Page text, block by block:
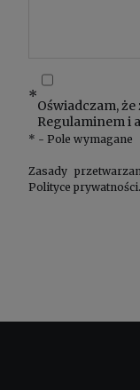
*
Oświadczam, że
Regulaminemi
* - Pole wymagane
Zasady
Polityce prywatności.